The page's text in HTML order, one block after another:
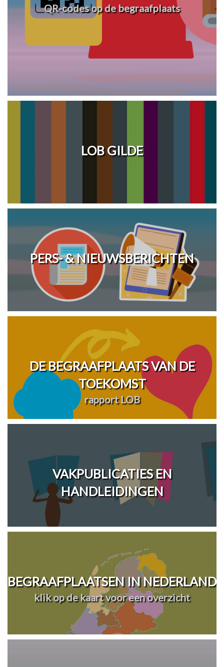
QR-codes op de begraafplaats
LOB GILDE
PERS- & NIEUWSBERICHTEN
DE BEGRAAFPLAATS VAN DE
TOEKOMST
rapport LOB
VAKPUBLICATIES EN
HANDLEIDINGEN
BEGRAAFPLAATSEN IN NEDERLAND
klik op de kaart voor een overzicht